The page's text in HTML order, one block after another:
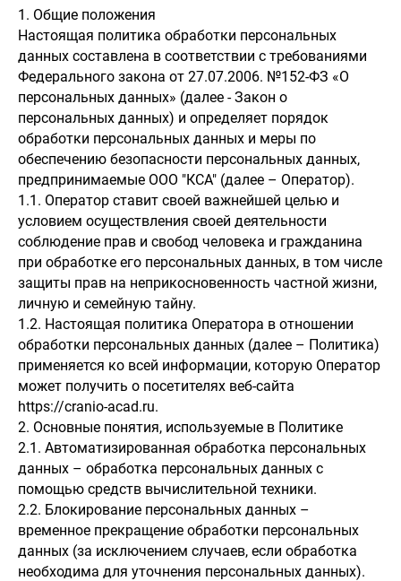
1. Общие положения
Настоящая политика обработки персональных
данных составлена в соответствии с требованиями
Федерального закона от 27.07.2006. №152-ФЗ «О
персональных данных» (далее - Закон о
персональных данных) и определяет порядок
обработки персональных данных и меры по
обеспечению безопасности персональных данных,
предпринимаемые ООО "КСА" (далее – Оператор).
1.1. Оператор ставит своей важнейшей целью и
условием осуществления своей деятельности
соблюдение прав и свобод человека и гражданина
при обработке его персональных данных, в том числе
защиты прав на неприкосновенность частной жизни,
личную и семейную тайну.
1.2. Настоящая политика Оператора в отношении
обработки персональных данных (далее – Политика)
применяется ко всей информации, которую Оператор
может получить о посетителях веб-сайта
https://cranio-acad.ru.
2. Основные понятия, используемые в Политике
2.1. Автоматизированная обработка персональных
данных – обработка персональных данных с
помощью средств вычислительной техники.
2.2. Блокирование персональных данных –
временное прекращение обработки персональных
данных (за исключением случаев, если обработка
необходима для уточнения персональных данных).